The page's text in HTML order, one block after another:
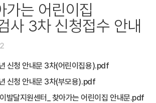
가는 어린이집
사 3차 신청접수 안내
신청 안내문 3차(어린이집용).pdf
신청 안내문 3차(부모용).pdf
발달지원센터_ 찾아가는 어린이집 안내문.pdf